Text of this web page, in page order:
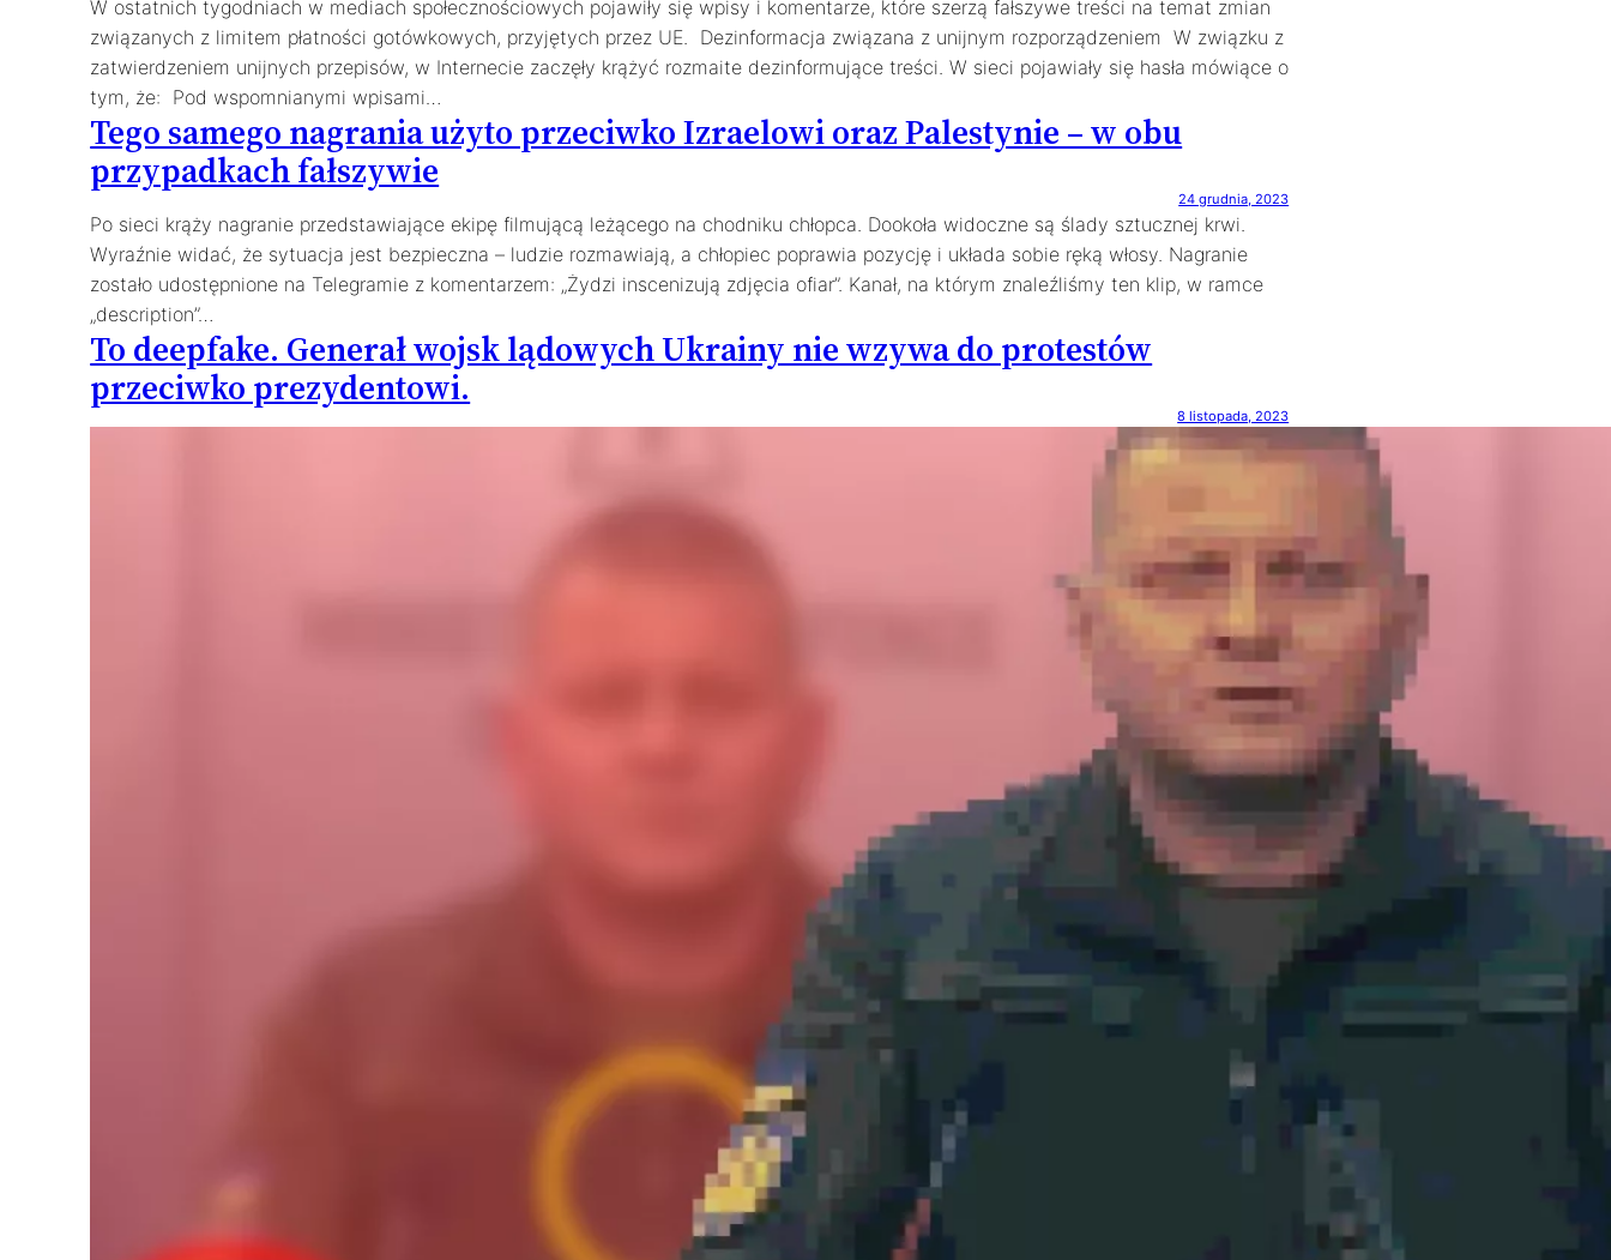
W ostatnich tygodniach w mediach społecznościowych pojawiły się wpisy i komentarze, które szerzą fałszywe treści na temat zmian
związanych z limitem płatności gotówkowych, przyjętych przez UE. Dezinformacja związana z unijnym rozporządzeniem W związku z
zatwierdzeniem unijnych przepisów, w Internecie zaczęły krążyć rozmaite dezinformujące treści. W sieci pojawiały się hasła mówiące o
tym, że: Pod wspomnianymi wpisami…
Tego samego nagrania użyto przeciwko Izraelowi oraz Palestynie – w obu
przypadkach fałszywie
24 grudnia, 2023
Po sieci krąży nagranie przedstawiające ekipę filmującą leżącego na chodniku chłopca. Dookoła widoczne są ślady sztucznej krwi.
Wyraźnie widać, że sytuacja jest bezpieczna – ludzie rozmawiają, a chłopiec poprawia pozycję i układa sobie ręką włosy. Nagranie
zostało udostępnione na Telegramie z komentarzem: „Żydzi inscenizują zdjęcia ofiar”. Kanał, na którym znaleźliśmy ten klip, w ramce
„description”…
To deepfake. Generał wojsk lądowych Ukrainy nie wzywa do protestów
przeciwko prezydentowi.
8 listopada, 2023